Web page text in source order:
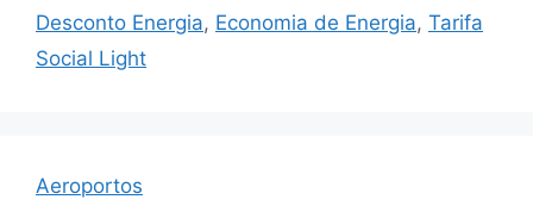
Desconto Energia, Economia de Energia, Tarifa
Social Light
Aeroportos